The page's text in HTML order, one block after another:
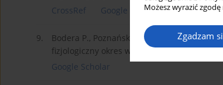
Możesz wyrazić
Zgadzam
CrossRef
Google Scholar
9.
Bodera P., Poznański S., Dobrzański P..
fizjologiczny okres w życiu kobiety). Przew.
Google Scholar